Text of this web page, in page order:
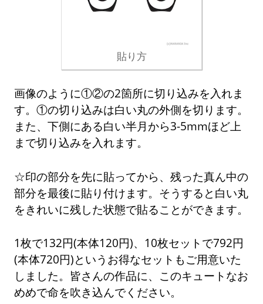
貼り方
画像のように①②の2箇所に切り込みを入れま
す。①の切り込みは白い丸の外側を切ります。
また、下側にある白い半月から3-5mmほど上
まで切り込みを入れます。
☆印の部分を先に貼ってから、残った真ん中の
部分を最後に貼り付けます。そうすると白い丸
をきれいに残した状態で貼ることができます。
1枚で132円(本体120円)、10枚セットで792円
(本体720円)というお得なセットもご用意いた
しました。皆さんの作品に、このキュートなお
めめで命を吹き込んでください。